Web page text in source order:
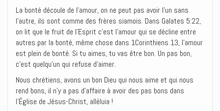
La bonté découle de l’amour, on ne peut pas avoir l’un sans
l’autre, ils sont comme des frères siamois. Dans Galates 5:22,
on lit que le fruit de l’Esprit c’est l’amour qui se décline entre
autres par la bonté, même chose dans 1Corinthiens 13, l’amour
est plein de bonté. Si tu aimes, tu vas être bon. Un pas bon,
c’est quelqu’un qui refuse d’aimer.
Nous chrétiens, avons un bon Dieu qui nous aime et qui nous
rend bons, il n’y a pas d’affaire à avoir des pas bons dans
l’Église de Jésus-Christ, alléluia !